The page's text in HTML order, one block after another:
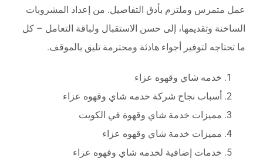
عمل متمرس وملتزم بأدق التفاصيل. من إعداد المشروبات
الساخنة وتقديمها، إلى حسن الاستقبال ولباقة التعامل – كل
ما تحتاجه لتوفير أجواء هادئة ومحترمة تليق بالموقف.
خدمه شاي وقهوه عزاء
أسباب نجاح شركة خدمه شاي وقهوه عزاء
مميزات خدمة شاي وقهوة في الكويت
مميزات خدمة شاي وقهوه عزاء
خدمات إضافية لخدمه شاي وقهوه عزاء